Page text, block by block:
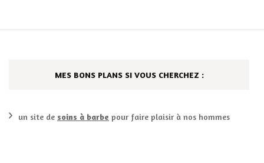
MES BONS PLANS SI VOUS CHERCHEZ :
un site de soins à barbe pour faire plaisir à nos hommes